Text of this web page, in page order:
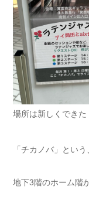
場所は新しくでき
「チカノバ」とい
地下3階のホーム階